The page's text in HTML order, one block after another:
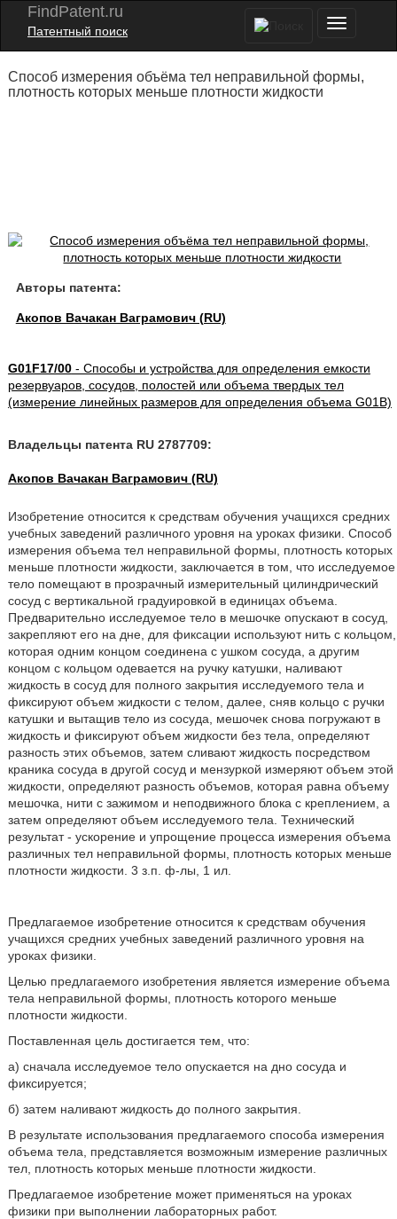
FindPatent.ru
Патентный поиск
Способ измерения объёма тел неправильной формы,
плотность которых меньше плотности жидкости
Авторы патента:
Акопов Вачакан Ваграмович (RU)
G01F17/00- Способы и устройства для определения емкости
резервуаров, сосудов, полостей или объема твердых тел
(измерение линейных размеров для определения объема G01B)
Владельцы патента RU 2787709:
Акопов Вачакан Ваграмович (RU)
Изобретение относится к средствам обучения учащихся средних
учебных заведений различного уровня на уроках физики. Способ
измерения объема тел неправильной формы, плотность которых
меньше плотности жидкости, заключается в том, что исследуемое
тело помещают в прозрачный измерительный цилиндрический
сосуд с вертикальной градуировкой в единицах объема.
Предварительно исследуемое тело в мешочке опускают в сосуд,
закрепляют его на дне, для фиксации используют нить с кольцом,
которая одним концом соединена с ушком сосуда, а другим
концом с кольцом одевается на ручку катушки, наливают
жидкость в сосуд для полного закрытия исследуемого тела и
фиксируют объем жидкости с телом, далее, сняв кольцо с ручки
катушки и вытащив тело из сосуда, мешочек снова погружают в
жидкость и фиксируют объем жидкости без тела, определяют
разность этих объемов, затем сливают жидкость посредством
краника сосуда в другой сосуд и мензуркой измеряют объем этой
жидкости, определяют разность объемов, которая равна объему
мешочка, нити с зажимом и неподвижного блока с креплением, а
затем определяют объем исследуемого тела. Технический
результат - ускорение и упрощение процесса измерения объема
различных тел неправильной формы, плотность которых меньше
плотности жидкости. 3 з.п. ф-лы, 1 ил.
Предлагаемое изобретение относится к средствам обучения
учащихся средних учебных заведений различного уровня на
уроках физики.
Целью предлагаемого изобретения является измерение объема
тела неправильной формы, плотность которого меньше
плотности жидкости.
Поставленная цель достигается тем, что:
а) сначала исследуемое тело опускается на дно сосуда и
фиксируется;
б) затем наливают жидкость до полного закрытия.
В результате использования предлагаемого способа измерения
объема тела, представляется возможным измерение различных
тел, плотность которых меньше плотности жидкости.
Предлагаемое изобретение может применяться на уроках
физики при выполнении лабораторных работ.